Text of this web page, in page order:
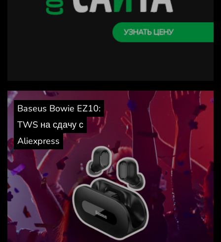
Baseus Bowie EZ10:
TWS на сдачу с
Aliexpress